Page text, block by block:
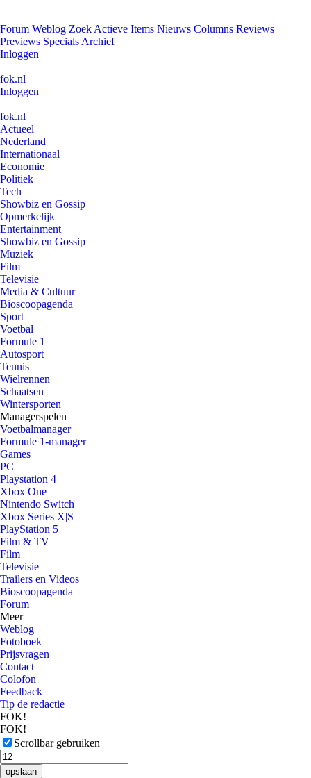
Forum Weblog Zoek Actieve Items Nieuws Columns Reviews
Previews Specials Archief
Inloggen
fok.nl
Inloggen
fok.nl
Actueel
Nederland
Internationaal
Economie
Politiek
Tech
Showbiz en Gossip
Opmerkelijk
Entertainment
Showbiz en Gossip
Muziek
Film
Televisie
Media & Cultuur
Bioscoopagenda
Sport
Voetbal
Formule 1
Autosport
Tennis
Wielrennen
Schaatsen
Wintersporten
Managerspelen
Voetbalmanager
Formule 1-manager
Games
PC
Playstation 4
Xbox One
Nintendo Switch
Xbox Series X|S
PlayStation 5
Film & TV
Film
Televisie
Trailers en Videos
Bioscoopagenda
Forum
Meer
Weblog
Fotoboek
Prijsvragen
Contact
Colofon
Feedback
Tip de redactie
FOK!
FOK!
Scrollbar gebruiken
opslaan